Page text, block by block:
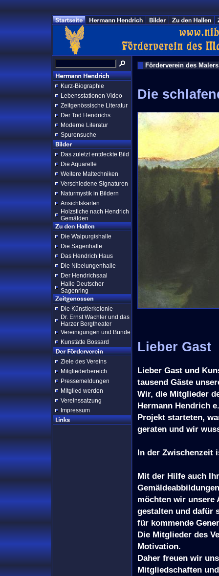
Kurz-Biographie
Lebensstationen Video
Zeitgenössische Literatur
Der Tod Hendrichs
Moderne Literatur
Spurensuche
Das zuletzt entdeckte Bild
Die Aquarelle
Weitere Maltechniken
Verschiedene Signaturen
Naturmystik in Bildern
Ansichtskarten
Holzstiche nach Hendrich
Gemälden
Die Walpurgishalle
Die Sagenhalle
Das Hendrich Haus
Die Nibelungenhalle
Der Hendrichsaal
Halle Deutscher
Sagenring
Die Künstlerkolonie
Dr. Ernst Wachler und das
Harzer Bergtheater
Vereinigungen und Bünde
Kunstätte Bossard
Ziele des Vereins
Mitgliederbereich
Pressemeldungen
Mitglied werden
Vereinssatzung
Impressum
Förderverein des
Die
Lieber Gast
Lieber Gast und
tausend Gäste
Wir, die Mitglieder
Hermann Hendrich
Projekt starteten,
geraten und wir
In der Zwischenzeit
Mit der Hilfe auch
möchten wir unsere
gestalten und dafür
für kommende
Die Mitglieder des
Motivation.
Daher freuen wir
Mitgliedschaften